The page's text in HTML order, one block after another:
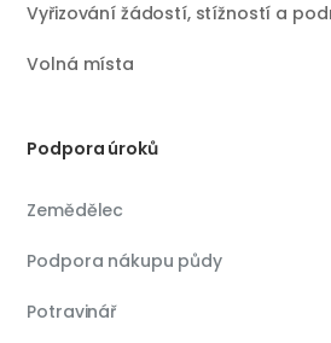
Vyřizování žádostí, stížností a
Volná místa
Podpora úroků
Zemědělec
Podpora nákupu půdy
Potravinář